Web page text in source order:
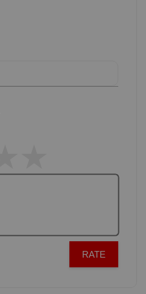
RATE